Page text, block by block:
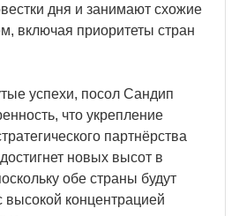
дня и занимают схожие
включая приоритеты стран
успехи, посол Сандип
что укрепление
партнёрства
новых высот в
обе страны будут
высокой концентрацией